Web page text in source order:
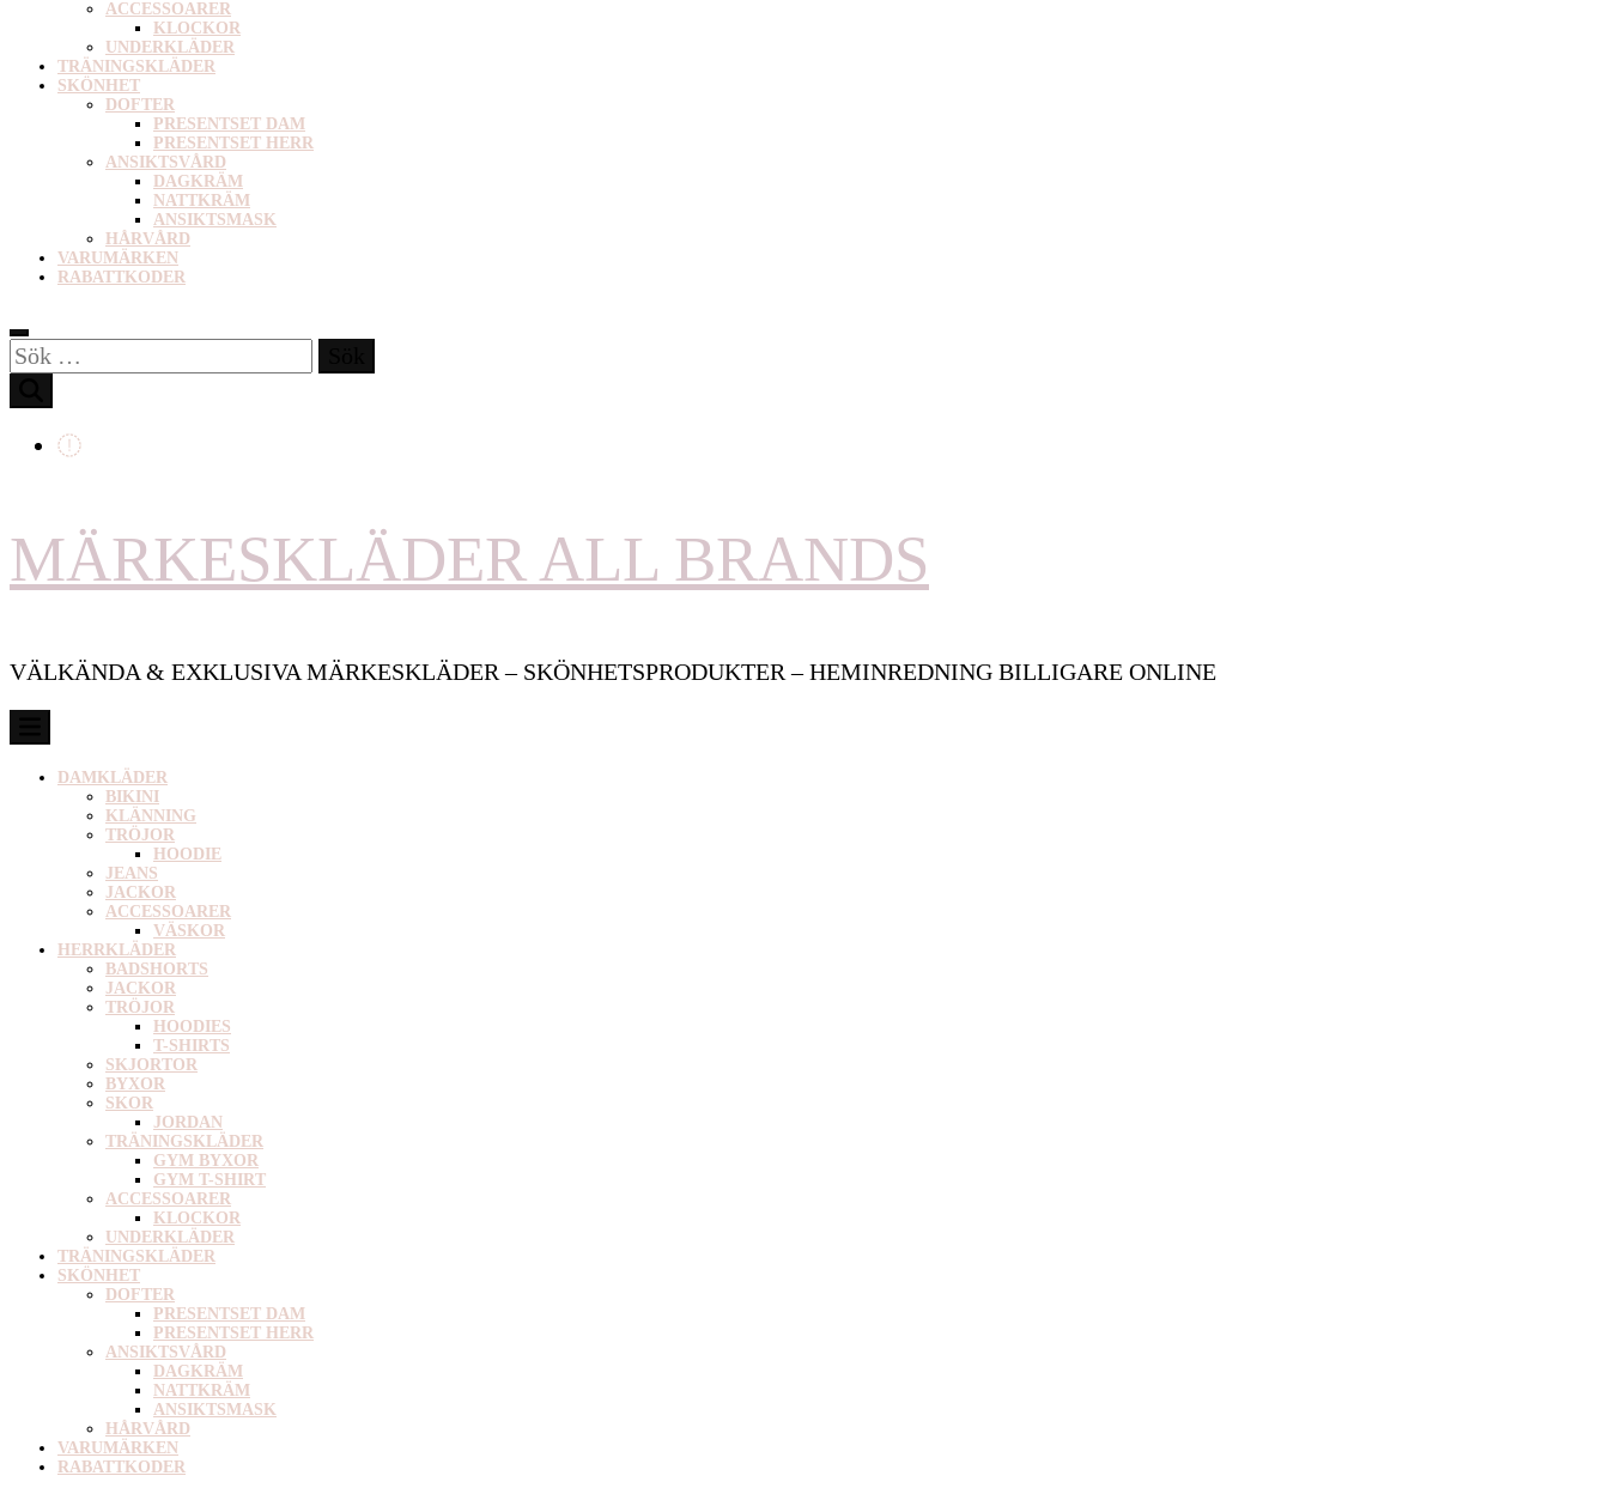
ACCESSOARER
KLOCKOR
UNDERKLÄDER
TRÄNINGSKLÄDER
SKÖNHET
DOFTER
PRESENTSET DAM
PRESENTSET HERR
ANSIKTSVÅRD
DAGKRÄM
NATTKRÄM
ANSIKTSMASK
HÅRVÅRD
VARUMÄRKEN
RABATTKODER
Sök
efter:
MÄRKESKLÄDER ALL BRANDS
VÄLKÄNDA & EXKLUSIVA MÄRKESKLÄDER – SKÖNHETSPRODUKTER – HEMINREDNING BILLIGARE ONLINE
DAMKLÄDER
BIKINI
KLÄNNING
TRÖJOR
HOODIE
JEANS
JACKOR
ACCESSOARER
VÄSKOR
HERRKLÄDER
BADSHORTS
JACKOR
TRÖJOR
HOODIES
T-SHIRTS
SKJORTOR
BYXOR
SKOR
JORDAN
TRÄNINGSKLÄDER
GYM BYXOR
GYM T-SHIRT
ACCESSOARER
KLOCKOR
UNDERKLÄDER
TRÄNINGSKLÄDER
SKÖNHET
DOFTER
PRESENTSET DAM
PRESENTSET HERR
ANSIKTSVÅRD
DAGKRÄM
NATTKRÄM
ANSIKTSMASK
HÅRVÅRD
VARUMÄRKEN
RABATTKODER